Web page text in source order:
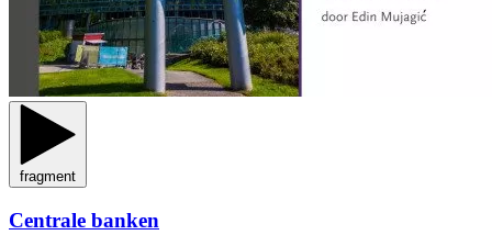
fragment
Centrale banken